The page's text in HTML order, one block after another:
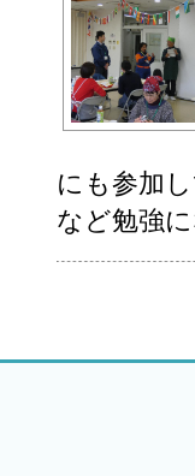
にも参加
など勉強